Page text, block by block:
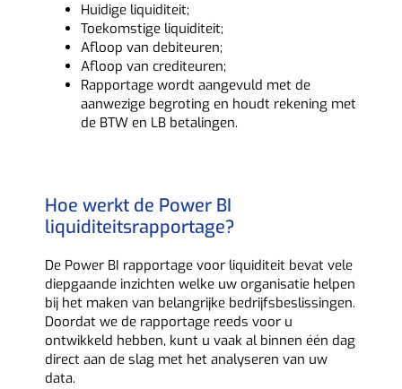
Hoe werkt de Power BI
liquiditeitsrapportage?
De Power BI rapportage voor liquiditeit bevat vele
diepgaande inzichten welke uw organisatie helpen
bij het maken van belangrijke bedrijfsbeslissingen.
Doordat we de rapportage reeds voor u
ontwikkeld hebben, kunt u vaak al binnen één dag
direct aan de slag met het analyseren van uw
data.
Huidige liquiditeit;
Toekomstige liquiditeit;
Afloop van debiteuren;
Afloop van crediteuren;
Rapportage wordt aangevuld met de
aanwezige begroting en houdt rekening met
de BTW en LB betalingen.